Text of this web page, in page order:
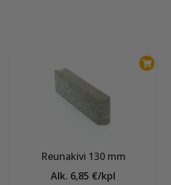
Reunakivi 130 mm
Alk. 6,85 €/kpl